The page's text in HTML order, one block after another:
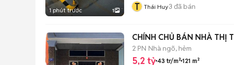
1 phút trước 1 T Thái Huy3 đã bán
CHÍNH CHỦ BÁN NHÀ THỊ
2 PN Nhà ngõ, hẻm
5,2 tỷ 43 tr/m² 121 m²